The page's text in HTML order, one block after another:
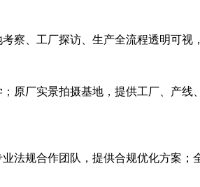
、工厂探访、生产全流程透明可视
原厂实景拍摄基地，提供工厂、产
法规合作团队，提供合规优化方案；